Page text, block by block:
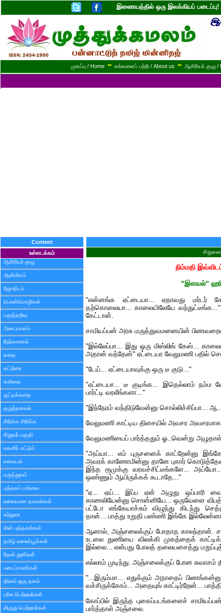
இணையத்தில் ஒரு இலக்கியப்
முகப்பு / Home ** எங்களைப் பற்றி / About us ** ஆசிரியர் குழு
Content
உள்ளடக்கம்
ஆசிரியர் குழு
ஆன்மிகம்
ஜோதிடம்
பொன்மொழிகள்
பகுத்தறிவு
அடையாளம்
நேர்காணல்
கதை
கட்டுரை
கவிதை
குட்டிக்கதை
குறுந்தகவல்
சிரிக்க சிரிக்க
சிறுவர் பகுதி
மகளிர் மட்டும்
சமையல்
மருத்துவம்
புத்தகப் பார்வை
சுவையான தகவல்கள்
சுற்றுலா
மின் புத்தகங்கள்
தமிழ் வலைப்பூக்கள்
தேன் துளிகள்
படைப்பாளர்கள்
தினம் ஒரு தளம்
பரிசு பெற்றவர்கள்
விருது பெற்றவர்கள்
நிம்மதி
"இளவல்"
"என்னங்க ஏட்டையா... ஏதாவது மர்டர்
தற்கொலையா... காலையிலேயே
கேட்டான்.
சாமியப்பன் அரசு மருத்துவமனையின்
"இல்லேப்பா... இது ஒரு மிஸ்லிங் கேஸ்...
அதான் வந்தேன்" ஏட்டையா வேலுமணி பதில்
"டேய்... ஏட்டையாவுக்கு ஒரு டீ குடு..."
"ஏட்டையா... டீ குடிங்க... இதெல்லாம் நம்ம
பார்ட்டி வரலீங்களா..."
"இந்நேரம் வந்திடுவேன்னு சொல்லிச்சிப்பா...
வேலுமணி காட்டிய திசையில் அவசர
வேலுமணியைப் பார்த்ததும் ஓ..வென்று
"அய்யா... எம் புருசனைக் காட்றேன்னு இங்கே
அவரக் காணோமின்னு தானே புகார்
இந்த ரூமுக்கு வரவச்சிட்டீங்களே...
ஒண்ணும் ஆயிருக்கக் கூடாதே..."
"ஏ... ஏய்... இப்ப ஏன் அழுது ஒப்பாரி
காணலியேன்னு சொன்னியே... ஒருவேளை
பட்டோ எங்கேயாச்சும் விழுந்து கிடந்து
தான்... பாத்து உறுதி பண்ணி இங்கே
ஆனால், அஞ்சலைக்குப் போதாத காலந்தான்.
உடலை துணியை விலக்கி முகத்தைக்
இல்லை... என்பது போலத் தலையசைத்து
எல்லாம் முடிந்து. அஞ்சலைக்குப் போன சுவாசம்
"...இரும்மா... எதுக்கும் அநாதைப்
வச்சிருக்கோம்... அதையுங் காட்டிர்றேன்...
கோப்பில் இருந்த புகைப்படங்களைச்
பார்த்தாள் அஞ்சலை.